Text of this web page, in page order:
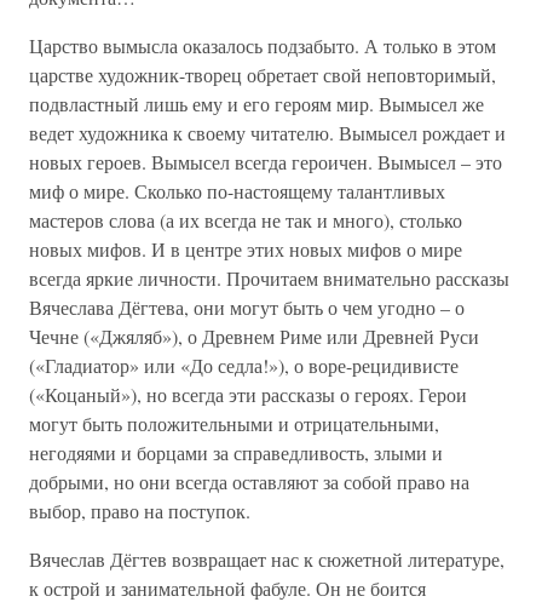
Царство вымысла оказалось подзабыто. А только в этом
царстве художник-творец обретает свой неповторимый,
подвластный лишь ему и его героям мир. Вымысел же
ведет художника к своему читателю. Вымысел рождает и
новых героев. Вымысел всегда героичен. Вымысел – это
миф о мире. Сколько по-настоящему талантливых
мастеров слова (а их всегда не так и много), столько
новых мифов. И в центре этих новых мифов о мире
всегда яркие личности. Прочитаем внимательно рассказы
Вячеслава Дёгтева, они могут быть о чем угодно – о
Чечне («Джяляб»), о Древнем Риме или Древней Руси
(«Гладиатор» или «До седла!»), о воре-рецидивисте
(«Коцаный»), но всегда эти рассказы о героях. Герои
могут быть положительными и отрицательными,
негодяями и борцами за справедливость, злыми и
добрыми, но они всегда оставляют за собой право на
выбор, право на поступок.
Вячеслав Дёгтев возвращает нас к сюжетной литературе,
к острой и занимательной фабуле. Он не боится